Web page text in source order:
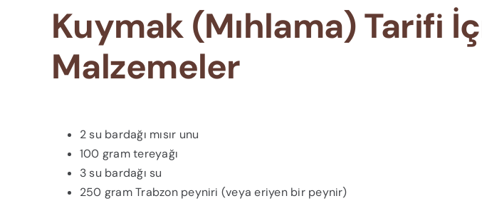
Kuymak (Mıhlama) Tarifi
Malzemeler
2 su bardağı mısır unu
100 gram tereyağı
3 su bardağı su
250 gram Trabzon peyniri (veya eriyen bir peynir)